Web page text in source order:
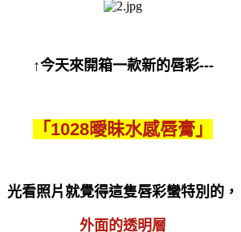
↑今天來開箱一款新的唇彩---
「1028曖昧水感唇膏」
光看照片就覺得這隻唇彩蠻特別的，
外面的透明層